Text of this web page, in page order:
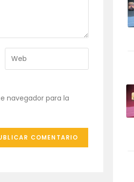
URL
web
navegador para la